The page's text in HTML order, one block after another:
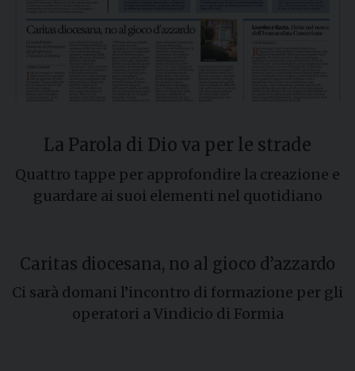
La Parola di Dio va per le strade
Quattro tappe per approfondire la creazione e
guardare ai suoi elementi nel quotidiano
Caritas diocesana, no al gioco d’azzardo
Ci sarà domani l’incontro di formazione per gli
operatori a Vindicio di Formia